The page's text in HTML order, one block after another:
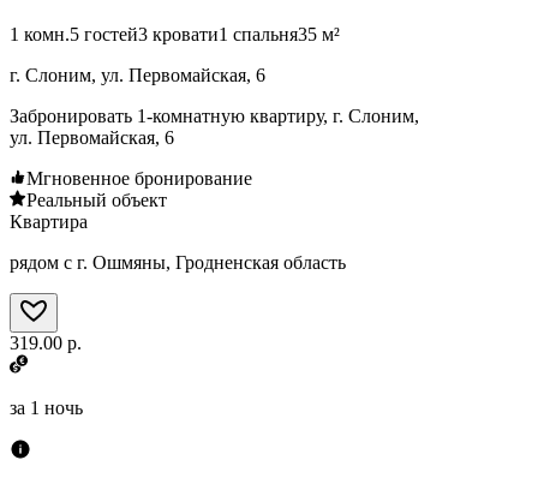
1 комн.5 гостей3 кровати1 спальня35 м²
г. Слоним, ул. Первомайская, 6
Забронировать 1-комнатную квартиру, г. Слоним,
ул. Первомайская, 6
Мгновенное бронирование
Реальный объект
Квартира
рядом с г. Ошмяны, Гродненская область
319.00 р.
за 1 ночь